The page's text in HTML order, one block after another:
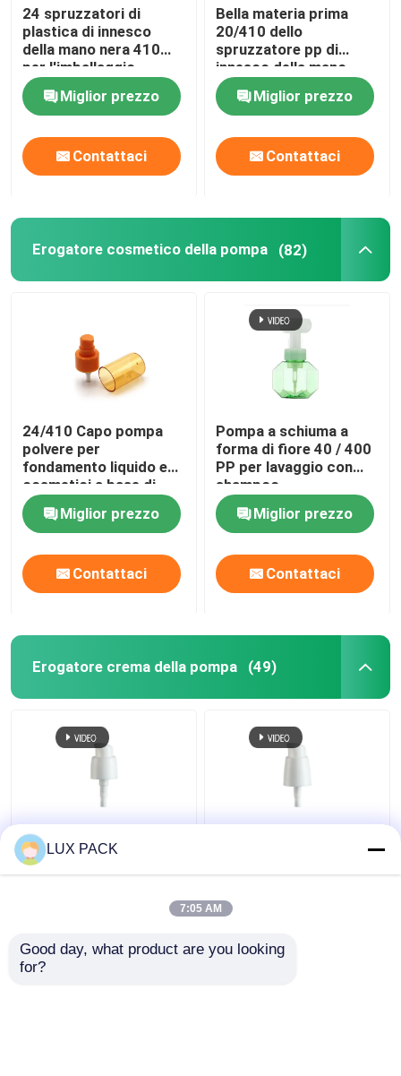
24 spruzzatori di
plastica di innesco
della mano nera 410
per l'imballaggio
cosmetico
Miglior prezzo
Contattaci
Bella materia prima
20/410 dello
spruzzatore pp di
innesco della mano
24/410 di 28/410
Miglior prezzo
Contattaci
Erogatore cosmetico della pompa (82)
24/410 Capo pompa
polvere per
fondamento liquido e
cosmetici a base di
crema
Miglior prezzo
Contattaci
Pompa a schiuma a
forma di fiore 40 / 400
PP per lavaggio con
shampoo
Miglior prezzo
Contattaci
Erogatore crema della pompa (49)
24 pompe di
trattamento di 410
pompa della crema
della serratura della
LUX PACK
7:05 AM
Good day, what product are you looking
for?